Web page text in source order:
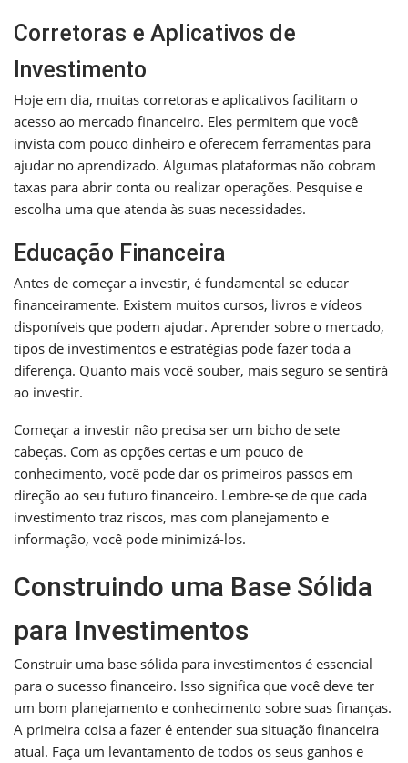
Corretoras e Aplicativos de
Investimento
Hoje em dia, muitas corretoras e aplicativos facilitam o
acesso ao mercado financeiro. Eles permitem que você
invista com pouco dinheiro e oferecem ferramentas para
ajudar no aprendizado. Algumas plataformas não cobram
taxas para abrir conta ou realizar operações. Pesquise e
escolha uma que atenda às suas necessidades.
Educação Financeira
Antes de começar a investir, é fundamental se educar
financeiramente. Existem muitos cursos, livros e vídeos
disponíveis que podem ajudar. Aprender sobre o mercado,
tipos de investimentos e estratégias pode fazer toda a
diferença. Quanto mais você souber, mais seguro se sentirá
ao investir.
Começar a investir não precisa ser um bicho de sete
cabeças. Com as opções certas e um pouco de
conhecimento, você pode dar os primeiros passos em
direção ao seu futuro financeiro. Lembre-se de que cada
investimento traz riscos, mas com planejamento e
informação, você pode minimizá-los.
Construindo uma Base Sólida
para Investimentos
Construir uma base sólida para investimentos é essencial
para o sucesso financeiro. Isso significa que você deve ter
um bom planejamento e conhecimento sobre suas finanças.
A primeira coisa a fazer é entender sua situação financeira
atual. Faça um levantamento de todos os seus ganhos e